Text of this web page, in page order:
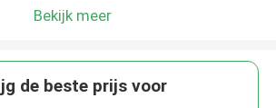
Bekijk meer
de beste prijs voor